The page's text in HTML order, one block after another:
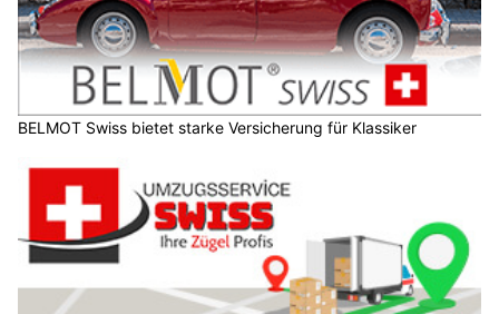
BELMOT Swiss bietet starke Versicherung für Klassiker